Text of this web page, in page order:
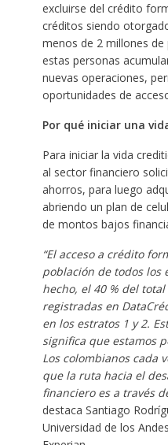
excluirse del crédito
créditos siendo
menos de 2 millones
estas personas
nuevas operaciones,
oportunidades de
Por qué iniciar una
Para iniciar la vida
al sector financiero
ahorros, para luego
abriendo un plan de
de montos bajos
“El acceso a crédito
población de todos los
hecho, el 40 % del
registradas en
en los estratos 1 y 2.
significa que estamos
Los colombianos cada
que la ruta hacia el
financiero es a través
destaca Santiago
Universidad de los